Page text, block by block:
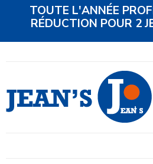
TOUTE L'ANNÉE
RÉDUCTION POUR 2